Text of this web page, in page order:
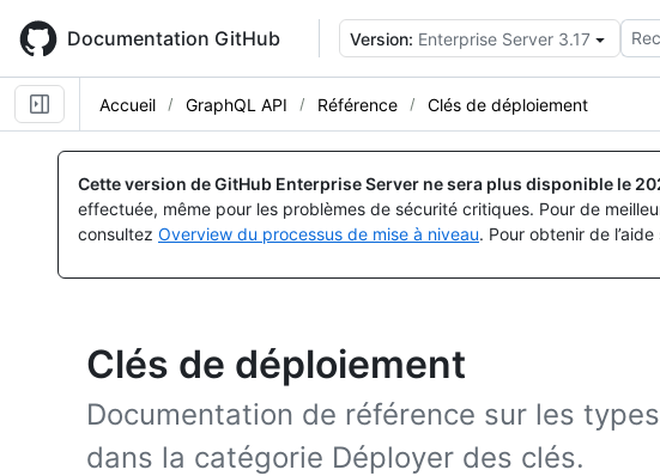
main
content
Documentation GitHub Version: Enterprise Server 3.17
Accueil GraphQL API Référence Clés de déploiement
Cette version de GitHub Enterprise Server ne sera plus disponible le
effectuée, même pour les problèmes de sécurité critiques. Pour de
consultez Overview du processus de mise à niveau. Pour obtenir de
Clés de déploiement
Documentation de référence sur les
dans la catégorie Déployer des clés.